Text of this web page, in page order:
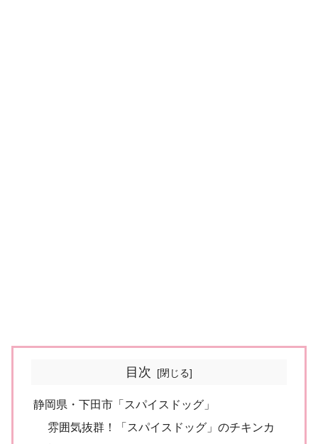
目次
静岡県・下田市「スパイスドッグ」
雰囲気抜群！「スパイスドッグ」のチキンカ